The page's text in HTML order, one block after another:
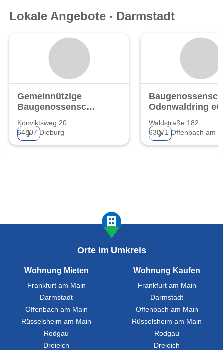
Lokale Angebote - Darmstadt
Gemeinnützige
Baugenossenschaft
Konviktsweg 20
64807 Dieburg
❯
Odenwaldring eG
Waldstraße 182
63071 Offenbach am
❯
Orte im Umkreis
Wohnung Mieten
Frankfurt am Main
Darmstadt
Offenbach am Main
Rüsselsheim am Main
Rodgau
Dreieich
Wohnung Kaufen
Frankfurt am Main
Darmstadt
Offenbach am Main
Rüsselsheim am Main
Rodgau
Dreieich